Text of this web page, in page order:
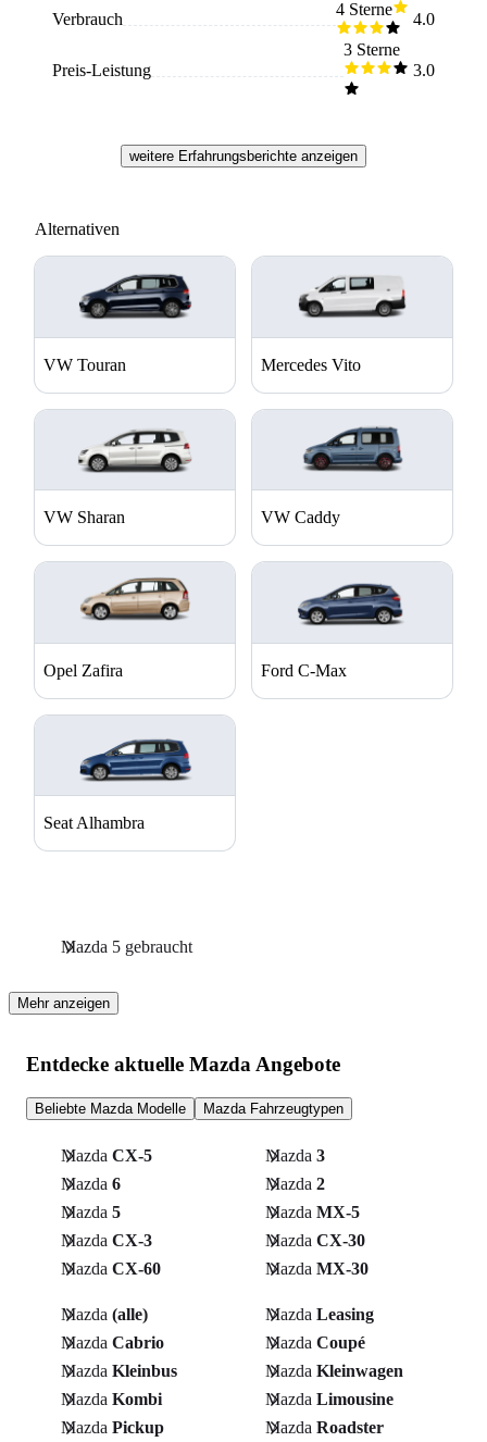
des Mazda 5 ist geräumig und gut gestaltet. Wenn man
kleine Kinder hat, ist das Auto bestens für Ausflüge
Verbrauch
4 Sterne
4.0
Preis-Leistung
3 Sterne
3.0
weitere Erfahrungsberichte anzeigen
Alternativen
VW Touran Mercedes Vito
VW Sharan VW Caddy
Opel Zafira Ford C-Max
Seat Alhambra
Mazda 5 gebraucht
Mehr anzeigen
Entdecke aktuelle Mazda Angebote
Beliebte Mazda Modelle Mazda Fahrzeugtypen
Mazda CX-5 Mazda 3
Mazda 6 Mazda 2
Mazda 5 Mazda MX-5
Mazda CX-3 Mazda CX-30
Mazda CX-60 Mazda MX-30
Mazda (alle) Mazda Leasing
Mazda Cabrio Mazda Coupé
Mazda Kleinbus Mazda Kleinwagen
Mazda Kombi Mazda Limousine
Mazda Pickup Mazda Roadster